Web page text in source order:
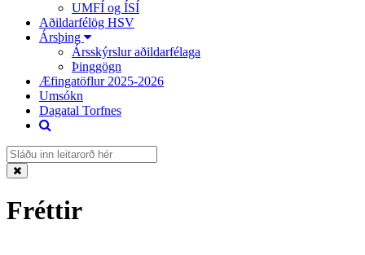
UMFÍ og ÍSÍ
Aðildarfélög HSV
Ársþing
Ársskýrslur aðildarfélaga
Þinggögn
Æfingatöflur 2025-2026
Umsókn
Dagatal Torfnes
Fréttir